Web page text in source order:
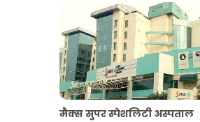
मैक्स सुपर स्पेशलिटी अस्पताल